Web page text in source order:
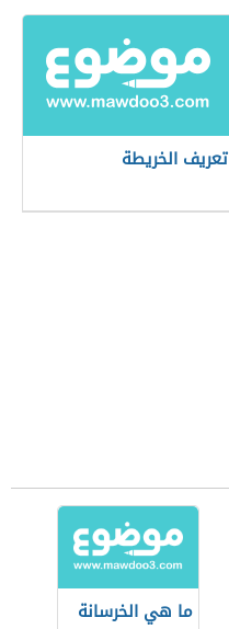
تعريف الخريطة
ما هي الخرسانة